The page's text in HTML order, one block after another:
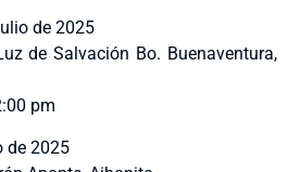
de 2025
de Salvación Bo. Buenaventura,
pm
de 2025